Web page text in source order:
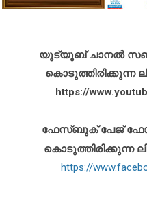
യൂട്യൂബ് ചാനൽ
കൊടുത്തിരിക്കുന്ന
https://
ഫേസ്ബുക് പേജ്
കൊടുത്തിരിക്കുന്ന
https://